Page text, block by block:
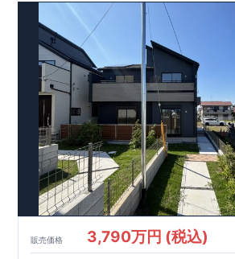
い。｣という基準から、さらに
す。
【住宅性能評価ダブル取得】
設計段階で、国が認めた第三者機関が評価
住宅性能評価：評価を受けた図面通りに施
設までに、計4回のチェックが行われます。
でなく、現場の施工状況を検査した上で、
す。
【充実のアフターサポート】
たします。
販売価格 3,790万円 (税込)